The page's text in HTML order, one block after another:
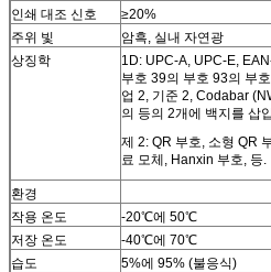
인쇄 대조 신호
≥20%
주위 빛
암흑, 실내 자연광
상징학
1D: UPC-A, UPC-E,
부호 39의 부호 93의 부
업 2, 기준 2, Codabar
의 등의 2개에 백지를 삽
제 2: QR 부호, 소형 QR
료 모체, Hanxin 부호, 등.
환경
작용 온도
-20℃에 50℃
저장 온도
-40℃에 70℃
습도
5%에 95% (불응식)